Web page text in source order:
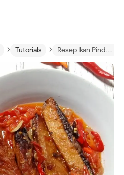
› Tutorials › Resep Ikan Pindang Asam Pedas - Bikin Nagih